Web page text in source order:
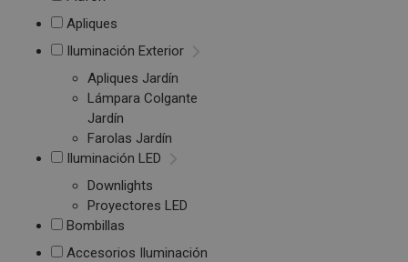
Apliques
Iluminación Exterior
Apliques Jardín
Lámpara Colgante
Jardín
Farolas Jardín
Iluminación LED
Downlights
Proyectores LED
Bombillas
Accesorios Iluminación